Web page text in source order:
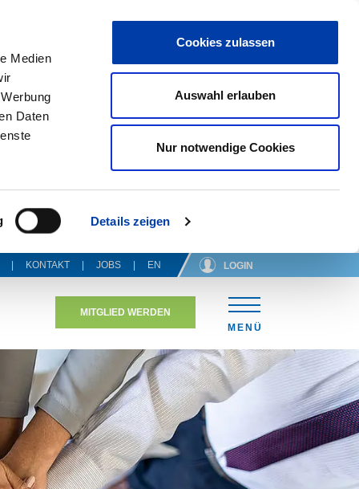
Medien
Daten
Details zeigen
Cookies zulassen
Auswahl erlauben
Nur notwendige Cookies
KONTAKT JOBS EN LOGIN
MITGLIED WERDEN
MENÜ